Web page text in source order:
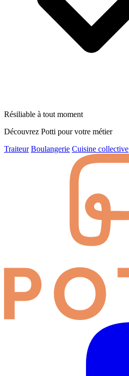
Résiliable à tout moment
Découvrez Potti pour votre métier
Traiteur Boulangerie Cuisine collective